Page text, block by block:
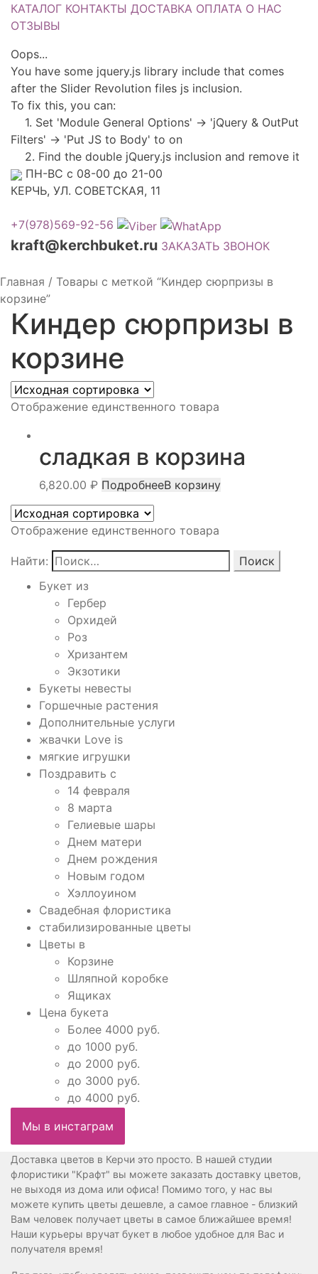
КАТАЛОГ КОНТАКТЫ ДОСТАВКА ОПЛАТА О НАС
ОТЗЫВЫ
Oops...
You have some jquery.js library include that comes
after the Slider Revolution files js inclusion.
To fix this, you can:
1. Set 'Module General Options' -> 'jQuery & OutPut
Filters' -> 'Put JS to Body' to on
2. Find the double jQuery.js inclusion and remove it
ПН-ВС с 08-00 до 21-00
КЕРЧЬ, УЛ. СОВЕТСКАЯ, 11
+7(978)569-92-56
kraft@kerchbuket.ru ЗАКАЗАТЬ ЗВОНОК
Главная / Товары с меткой “Киндер сюрпризы в
корзине”
Киндер сюрпризы в
корзине
Отображение единственного товара
сладкая в корзина
6,820.00 ₽ ПодробнееВ корзину
Отображение единственного товара
Найти:
Букет из
Гербер
Орхидей
Роз
Хризантем
Экзотики
Букеты невесты
Горшечные растения
Дополнительные услуги
жвачки Love is
мягкие игрушки
Поздравить с
14 февраля
8 марта
Гелиевые шары
Днем матери
Днем рождения
Новым годом
Хэллоуином
Свадебная флористика
стабилизированные цветы
Цветы в
Корзине
Шляпной коробке
Ящиках
Цена букета
Более 4000 руб.
до 1000 руб.
до 2000 руб.
до 3000 руб.
до 4000 руб.
Мы в инстаграм
Доставка цветов в Керчи это просто. В нашей студии
флористики "Крафт" вы можете заказать доставку цветов,
не выходя из дома или офиса! Помимо того, у нас вы
можете купить цветы дешевле, а самое главное - близкий
Вам человек получает цветы в самое ближайшее время!
Наши курьеры вручат букет в любое удобное для Вас и
получателя время!